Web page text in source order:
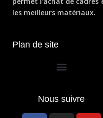
les meilleurs matériaux.
Plan de site
Nous suivre